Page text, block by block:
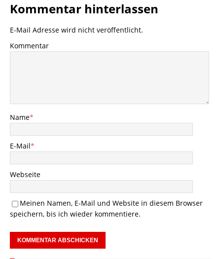
Kommentar hinterlassen
E-Mail Adresse wird nicht veröffentlicht.
Kommentar
Name*
E-Mail*
Webseite
Meinen Namen, E-Mail und Website in diesem Browser
speichern, bis ich wieder kommentiere.